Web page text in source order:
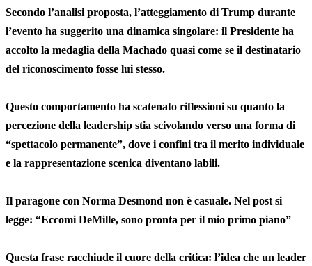
Secondo l’analisi proposta, l’atteggiamento di Trump durante
l’evento ha suggerito una dinamica singolare: il Presidente ha
accolto la medaglia della Machado quasi come se il destinatario
del riconoscimento fosse lui stesso.
Questo comportamento ha scatenato riflessioni su quanto la
percezione della leadership stia scivolando verso una forma di
“spettacolo permanente”, dove i confini tra il merito individuale
e la rappresentazione scenica diventano labili.
Il paragone con Norma Desmond non è casuale. Nel post si
legge: “Eccomi DeMille, sono pronta per il mio primo piano”
Questa frase racchiude il cuore della critica: l’idea che un leader